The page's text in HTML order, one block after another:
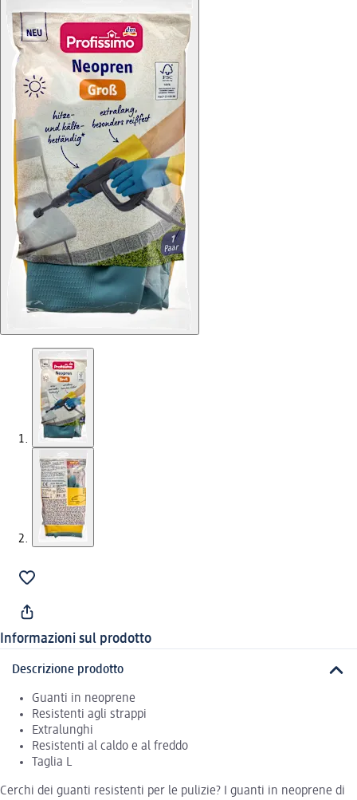
Informazioni sul prodotto
Descrizione prodotto
Guanti in neoprene
Resistenti agli strappi
Extralunghi
Resistenti al caldo e al freddo
Taglia L
Cerchi dei guanti resistenti per le pulizie? I guanti in neoprene di